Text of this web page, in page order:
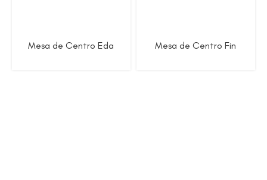
Mesa de Centro Eda Mesa de Centro Fin